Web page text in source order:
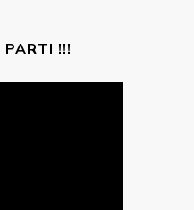
PARTI !!!